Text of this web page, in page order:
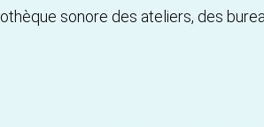
sonore des ateliers, des